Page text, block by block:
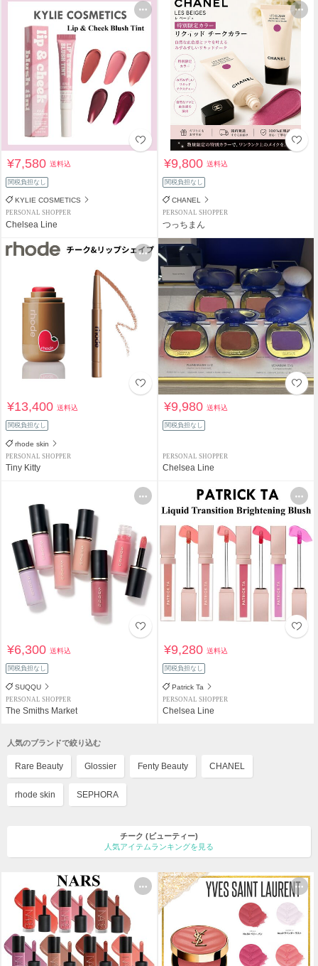
¥7,580送料込
関税負担なし
KYLIE COSMETICS
PERSONAL SHOPPER
Chelsea Line
¥9,800送料込
関税負担なし
CHANEL
PERSONAL SHOPPER
つっちまん
¥13,400送料込
関税負担なし
rhode skin
PERSONAL SHOPPER
Tiny Kitty
¥9,980送料込
関税負担なし
PERSONAL SHOPPER
Chelsea Line
¥6,300送料込
関税負担なし
SUQQU
PERSONAL SHOPPER
The Smiths Market
¥9,280送料込
関税負担なし
Patrick Ta
PERSONAL SHOPPER
Chelsea Line
人気のブランドで絞り込む
Rare Beauty Glossier Fenty Beauty CHANEL
rhode skin SEPHORA
チーク (ビューティー)
人気アイテムランキングを見る